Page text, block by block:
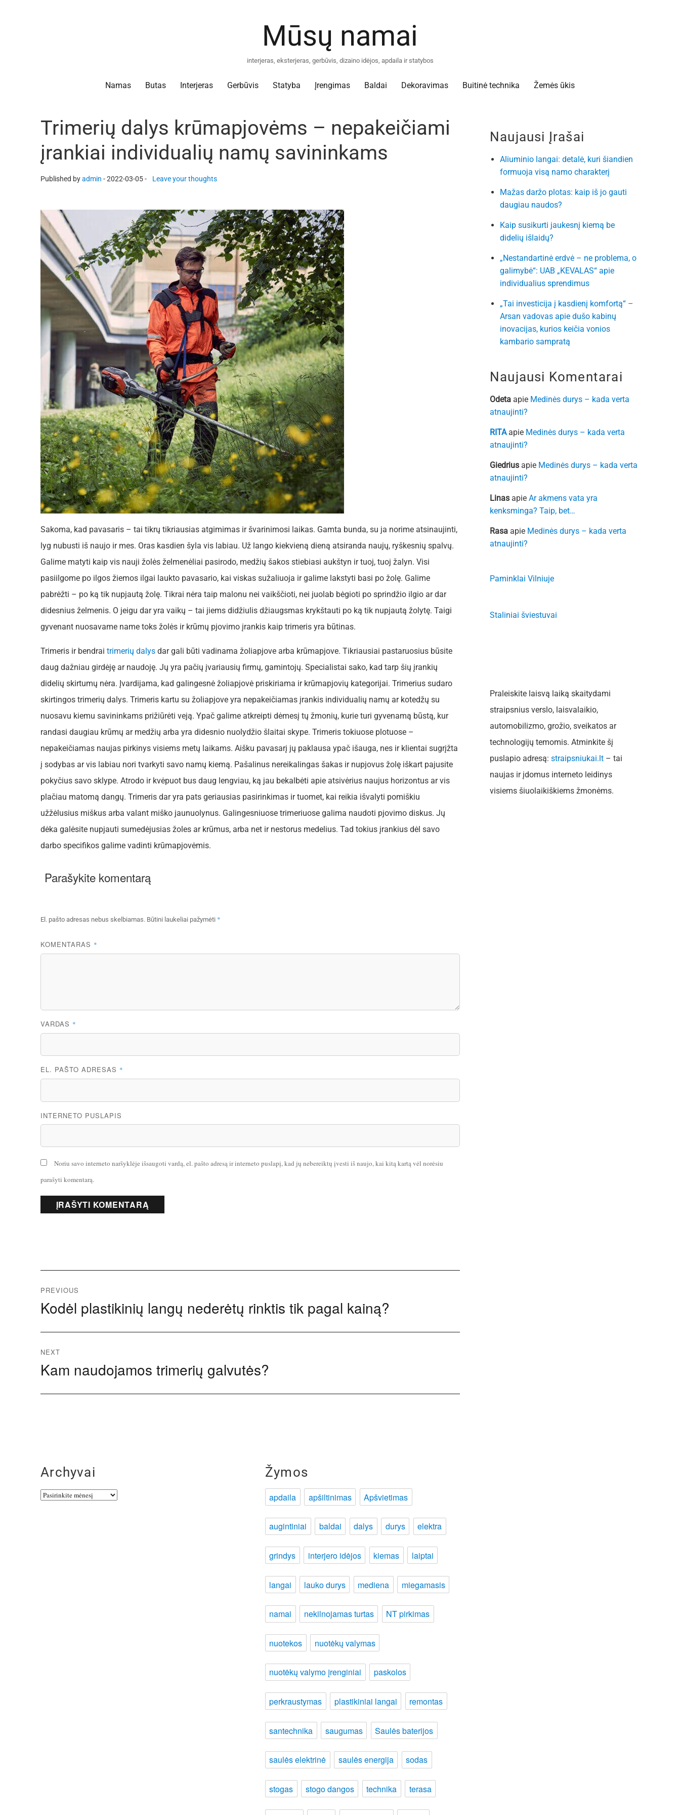
Mūsų namai
interjeras, eksterjeras, gerbūvis, dizaino idėjos, apdaila ir statybos
Namas Butas Interjeras Gerbūvis Statyba Įrengimas Baldai Dekoravimas Buitinė technika Žemės ūkis
Trimerių dalys krūmapjovėms – nepakeičiami
įrankiai individualių namų savininkams
Published byadmin -2022-03-05 - Leave your thoughts
Sakoma, kad pavasaris – tai tikrų tikriausias atgimimas ir švarinimosi laikas. Gamta bunda, su ja norime atsinaujinti,
lyg nubusti iš naujo ir mes. Oras kasdien šyla vis labiau. Už lango kiekvieną dieną atsiranda naujų, ryškesnių spalvų.
Galime matyti kaip vis nauji žolės želmenėliai pasirodo, medžių šakos stiebiasi aukštyn ir tuoj, tuoj žalyn. Visi
pasiilgome po ilgos žiemos ilgai laukto pavasario, kai viskas sužaliuoja ir galime lakstyti basi po žolę. Galime
pabrėžti – po ką tik nupjautą žolę. Tikrai nėra taip malonu nei vaikščioti, nei juolab bėgioti po sprindžio ilgio ar dar
didesnius želmenis. O jeigu dar yra vaikų – tai jiems didžiulis džiaugsmas krykštauti po ką tik nupjautą žolytę. Taigi
gyvenant nuosavame name toks žolės ir krūmų pjovimo įrankis kaip trimeris yra būtinas.
Trimeris ir bendraitrimerių dalys dar gali būti vadinama žoliapjove arba krūmapjove. Tikriausiai pastaruosius būsite
daug dažniau girdėję ar naudoję. Jų yra pačių įvariausių firmų, gamintojų. Specialistai sako, kad tarp šių įrankių
didelių skirtumų nėra. Įvardijama, kad galingesnė žoliapjovė priskiriama ir krūmapjovių kategorijai. Trimerius sudaro
skirtingos trimerių dalys. Trimeris kartu su žoliapjove yra nepakeičiamas įrankis individualių namų ar kotedžų su
nuosavu kiemu savininkams prižiūrėti veją. Ypač galime atkreipti dėmesį tų žmonių, kurie turi gyvenamą būstą, kur
randasi daugiau krūmų ar medžių arba yra didesnio nuolydžio šlaitai skype. Trimeris tokiuose plotuose –
nepakeičiamas naujas pirkinys visiems metų laikams. Aišku pavasarį jų paklausa ypač išauga, nes ir klientai sugrįžta
į sodybas ar vis labiau nori tvarkyti savo namų kiemą. Pašalinus nereikalingas šakas ir nupjovus žolę iškart pajusite
pokyčius savo sklype. Atrodo ir kvėpuot bus daug lengviau, ką jau bekalbėti apie atsivėrius naujus horizontus ar vis
plačiau matomą dangų. Trimeris dar yra pats geriausias pasirinkimas ir tuomet, kai reikia išvalyti pomiškiu
užžėlusius miškus arba valant miško jaunuolynus. Galingesniuose trimeriuose galima naudoti pjovimo diskus. Jų
dėka galėsite nupjauti sumedėjusias žoles ar krūmus, arba net ir nestorus medelius. Tad tokius įrankius dėl savo
darbo specifikos galime vadinti krūmapjovėmis.
Parašykite komentarą
El. pašto adresas nebus skelbiamas. Būtini laukeliai pažymėti *
KOMENTARAS *
VARDAS *
EL. PAŠTO ADRESAS *
INTERNETO PUSLAPIS
Noriu savo interneto naršyklėje išsaugoti vardą, el. pašto adresą ir interneto puslapį, kad jų nebereiktų įvesti iš naujo, kai kitą kartą vėl norėsiu
parašyti komentarą.
Navigacija
tarp
įrašų
PREVIOUS
Previous
Kodėl plastikinių langų nederėtų rinktis tik pagal kainą?
NEXT
Next
Kam naudojamos trimerių galvutės?
Archyvai
Archyvai
Žymos
apdaila apšiltinimas Apšvietimas
augintiniai baldai dalys durys elektra
grindys interjero idėjos kiemas laiptai
langai lauko durys mediena miegamasis
namai nekilnojamas turtas NT pirkimas
nuotekos nuotėkų valymas
nuotėkų valymo įrenginiai paskolos
perkraustymas plastikiniai langai remontas
santechnika saugumas Saulės baterijos
saulės elektrinė saulės energija sodas
stogas stogo dangos technika terasa
Naujausi Įrašai
Aliuminio langai: detalė, kuri šiandien
formuoja visą namo charakterį
Mažas daržo plotas: kaip iš jo gauti
daugiau naudos?
Kaip susikurti jaukesnį kiemą be
didelių išlaidų?
„Nestandartinė erdvė – ne problema, o
galimybė“: UAB „KEVALAS“ apie
individualius sprendimus
„Tai investicija į kasdienį komfortą“ –
Arsan vadovas apie dušo kabinų
inovacijas, kurios keičia vonios
kambario sampratą
Naujausi Komentarai
Odetaapie Medinės durys – kada verta
atnaujinti?
RITAapie Medinės durys – kada verta
atnaujinti?
Giedriusapie Medinės durys – kada verta
atnaujinti?
Linasapie Ar akmens vata yra
kenksminga? Taip, bet…
Rasaapie Medinės durys – kada verta
atnaujinti?
Paminklai Vilniuje
Staliniai šviestuvai
Praleiskite laisvą laiką skaitydami
straipsnius verslo, laisvalaikio,
automobilizmo, grožio, sveikatos ar
technologijų temomis. Atminkite šį
puslapio adresą: straipsniukai.lt– tai
naujas ir įdomus interneto leidinys
visiems šiuolaikiškiems žmonėms.